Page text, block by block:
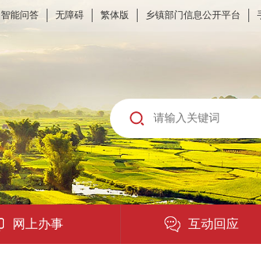
智能问答 无障碍 繁体版 乡镇部门信息公开平台
网上办事 互动回应